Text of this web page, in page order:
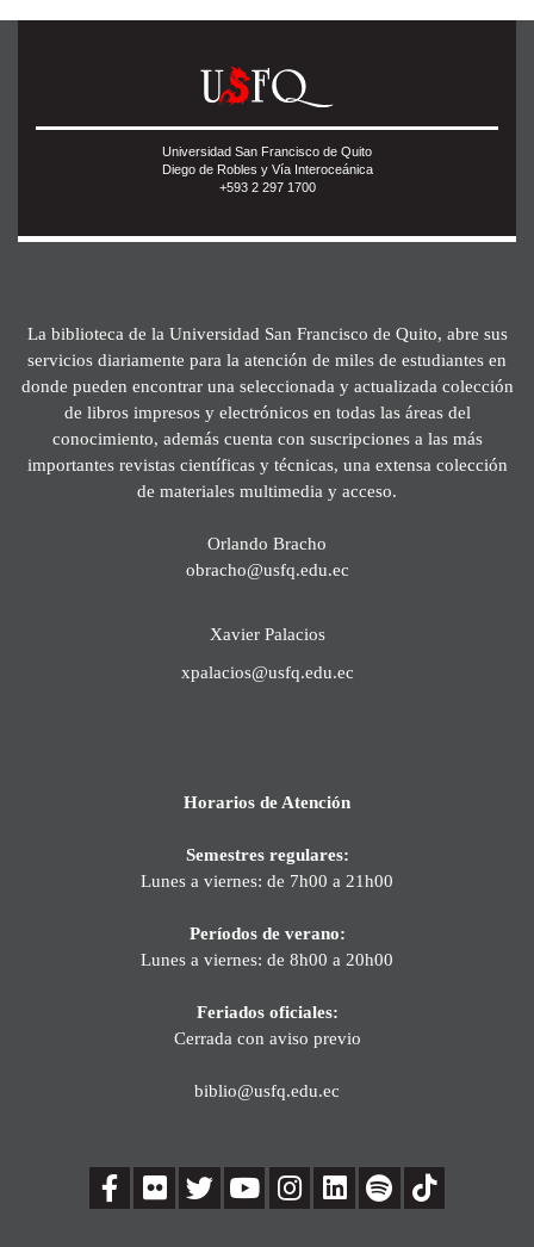
Universidad San Francisco de Quito
Diego de Robles y Vía Interoceánica
+593 2 297 1700
La biblioteca de la Universidad San Francisco de Quito, abre sus
servicios diariamente para la atención de miles de estudiantes en
donde pueden encontrar una seleccionada y actualizada colección
de libros impresos y electrónicos en todas las áreas del
conocimiento, además cuenta con suscripciones a las más
importantes revistas científicas y técnicas, una extensa colección
de materiales multimedia y acceso.
Orlando Bracho
obracho@usfq.edu.ec
Xavier Palacios
xpalacios@usfq.edu.ec
Horarios de Atención
Semestres regulares:
Lunes a viernes: de 7h00 a 21h00
Períodos de verano:
Lunes a viernes: de 8h00 a 20h00
Feriados oficiales:
Cerrada con aviso previo
biblio@usfq.edu.ec